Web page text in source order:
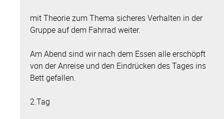
mit Theorie zum Thema sicheres Verhalten in der
Gruppe auf dem Fahrrad weiter.
Am Abend sind wir nach dem Essen alle erschöpft
von der Anreise und den Eindrücken des Tages ins
Bett gefallen.
2.Tag